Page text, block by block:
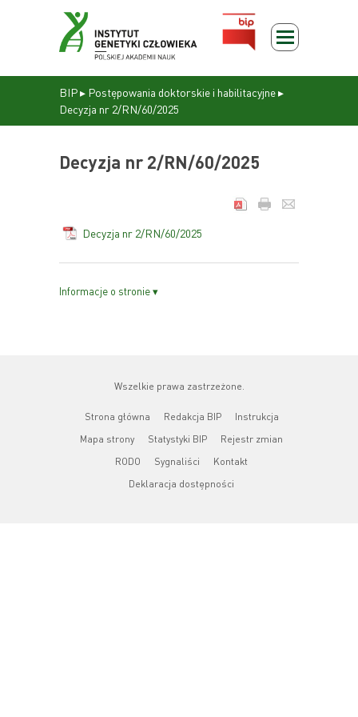
BIP▸ Postępowania doktorskie i habilitacyjne▸
Decyzja nr 2/RN/60/2025
Decyzja nr 2/RN/60/2025
Decyzja nr 2/RN/60/2025
Informacje o stronie ▾
Wszelkie prawa zastrzeżone.
Strona główna Redakcja BIP
Instrukcja
Mapa strony
Statystyki BIP
Rejestr zmian
RODO
Sygnaliści
Kontakt
Deklaracja dostępności